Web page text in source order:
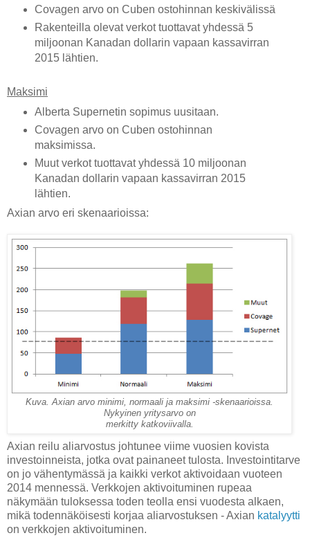
Covagen arvo on Cuben ostohinnan keskivälissä
Rakenteilla olevat verkot tuottavat yhdessä 5
miljoonan Kanadan dollarin vapaan kassavirran
2015 lähtien.
Maksimi
Alberta Supernetin sopimus uusitaan.
Covagen arvo on Cuben ostohinnan
maksimissa.
Muut verkot tuottavat yhdessä 10 miljoonan
Kanadan dollarin vapaan kassavirran 2015
lähtien.
Axian arvo eri skenaarioissa:
Kuva. Axian arvo minimi, normaali ja maksimi -skenaarioissa.
Nykyinen yritysarvo on
merkitty katkoviivalla.
Axian reilu aliarvostus johtunee viime vuosien kovista
investoinneista, jotka ovat painaneet tulosta. Investointitarve
on jo vähentymässä ja kaikki verkot aktivoidaan vuoteen
2014 mennessä. Verkkojen aktivoituminen rupeaa
näkymään tuloksessa toden teolla ensi vuodesta alkaen,
mikä todennäköisesti korjaa aliarvostuksen - Axian katalyytti
on verkkojen aktivoituminen.